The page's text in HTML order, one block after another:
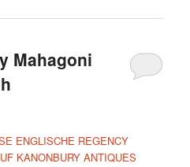
Mahagoni
ENGLISCHE REGENCY
KANONBURY ANTIQUES